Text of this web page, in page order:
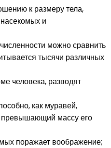
к размеру тела,
и
можно сравнить
тысячи различных
человека, разводят
как муравей,
превышающий массу его
поражает воображение;